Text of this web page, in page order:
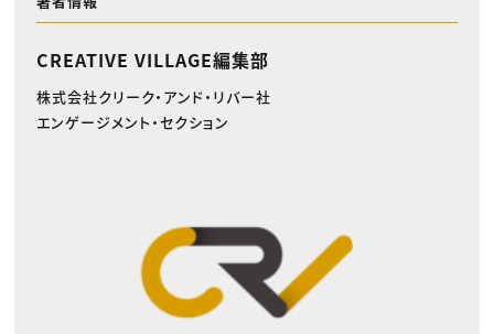
CREATIVE VILLAGE編集部
株式会社クリーク・アンド・リバー社
エンゲージメント・セクション